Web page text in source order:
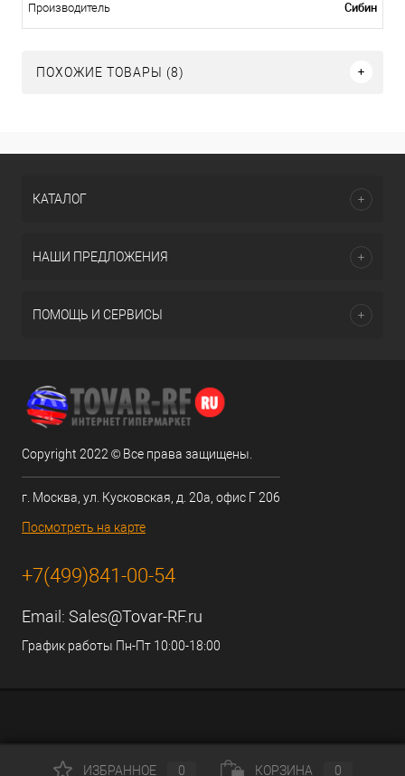
Производитель Сибин
ПОХОЖИЕ ТОВАРЫ (8)
КАТАЛОГ
НАШИ ПРЕДЛОЖЕНИЯ
ПОМОЩЬ И СЕРВИСЫ
Copyright 2022 © Все права защищены.
г. Москва, ул. Кусковская, д. 20а, офис Г 206
Посмотреть на карте
+7(499)841-00-54
Email: Sales@Tovar-RF.ru
График работы Пн-Пт 10:00-18:00
ИЗБРАННОЕ 0 КОРЗИНА 0